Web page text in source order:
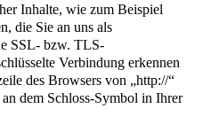
Inhalte, wie zum Beispiel
die Sie an uns als
SSL- bzw. TLS-
Verbindung erkennen
des Browsers von „http://“
dem Schloss-Symbol in Ihrer